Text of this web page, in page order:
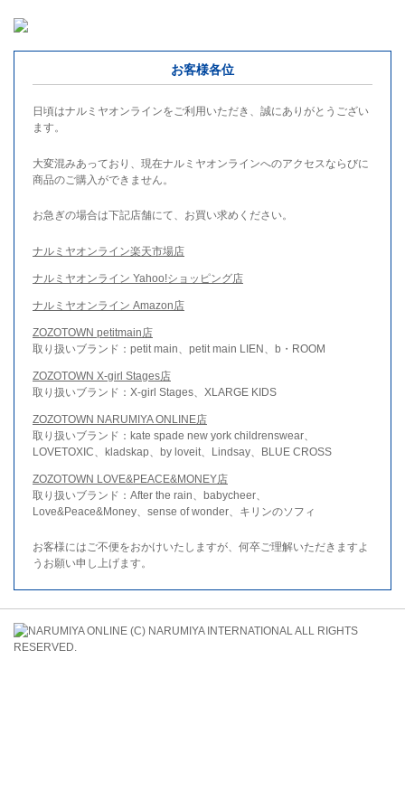
お客様各位
日頃はナルミヤオンラインをご利用いただき、誠にありがとうござい
ます。
大変混みあっており、現在ナルミヤオンラインへのアクセスならびに
商品のご購入ができません。
お急ぎの場合は下記店舗にて、お買い求めください。
ナルミヤオンライン楽天市場店
ナルミヤオンライン Yahoo!ショッピング店
ナルミヤオンライン Amazon店
ZOZOTOWN petitmain店
取り扱いブランド：petit main、petit main LIEN、b・ROOM
ZOZOTOWN X-girl Stages店
取り扱いブランド：X-girl Stages、XLARGE KIDS
ZOZOTOWN NARUMIYA ONLINE店
取り扱いブランド：kate spade new york childrenswear、
LOVETOXIC、kladskap、by loveit、Lindsay、BLUE CROSS
ZOZOTOWN LOVE&PEACE&MONEY店
取り扱いブランド：After the rain、babycheer、
Love&Peace&Money、sense of wonder、キリンのソフィ
お客様にはご不便をおかけいたしますが、何卒ご理解いただきますよ
うお願い申し上げます。